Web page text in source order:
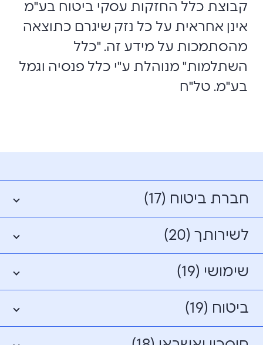
קבוצת כלל החזקות עסקי ביטוח בע"מ
אינן אחראית על כל נזק שיגרם כתוצאה
מהסתמכות על מידע זה. "כלל
השתלמות" מנוהלת ע"י כלל פנסיה וגמל
בע"מ. טל"ח
חברת ביטוח (17)
לשירותך (20)
שימושי (19)
ביטוח (19)